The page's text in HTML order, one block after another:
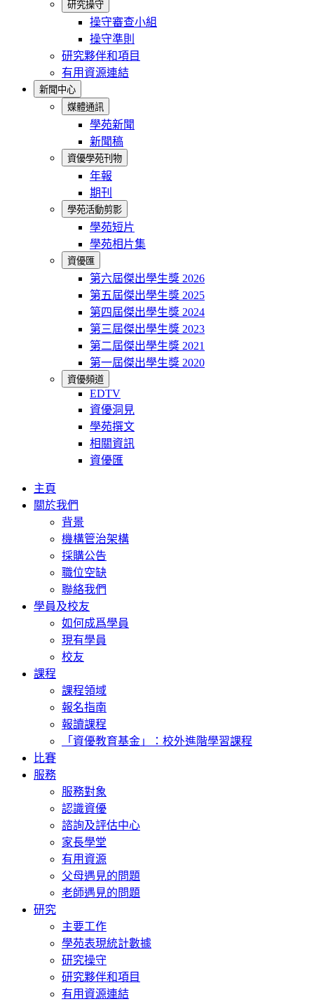
研究操守
操守審查小組
操守準則
研究夥伴和項目
有用資源連結
新聞中心
媒體通訊
學苑新聞
新聞稿
資優學苑刊物
年報
期刊
學苑活動剪影
學苑短片
學苑相片集
資優匯
第六屆傑出學生獎 2026
第五屆傑出學生獎 2025
第四屆傑出學生獎 2024
第三屆傑出學生獎 2023
第二屆傑出學生獎 2021
第一屆傑出學生獎 2020
資優頻道
EDTV
資優洞見
學苑撰文
相關資訊
資優匯
主頁
關於我們
背景
機構管治架構
採購公告
職位空缺
聯絡我們
學員及校友
如何成爲學員
現有學員
校友
課程
課程領域
報名指南
報讀課程
「資優教育基金」：校外進階學習課程
比賽
服務
服務對象
認識資優
諮詢及評估中心
家長學堂
有用資源
父母遇見的問題
老師遇見的問題
研究
主要工作
學苑表現統計數據
研究操守
研究夥伴和項目
有用資源連結